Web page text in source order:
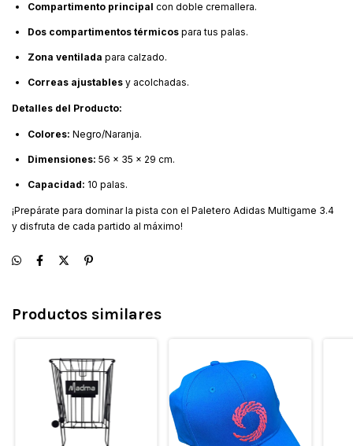
Compartimento principal con doble cremallera.
Dos compartimentos térmicos para tus palas.
Zona ventilada para calzado.
Correas ajustables y acolchadas.
Detalles del Producto:
Colores: Negro/Naranja.
Dimensiones: 56 x 35 x 29 cm.
Capacidad: 10 palas.
¡Prepárate para dominar la pista con el Paletero Adidas Multigame 3.4
y disfruta de cada partido al máximo!
Productos similares